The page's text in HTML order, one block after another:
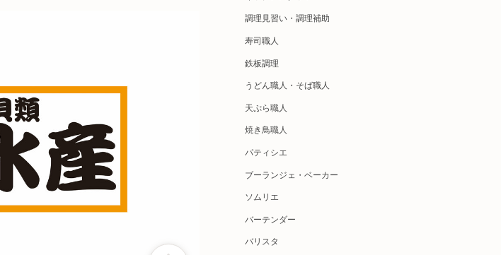
調理見習い・調理補助
寿司職人
鉄板調理
うどん職人・そば職人
天ぷら職人
焼き鳥職人
パティシエ
ブーランジェ・ベーカー
ソムリエ
バーテンダー
バリスタ